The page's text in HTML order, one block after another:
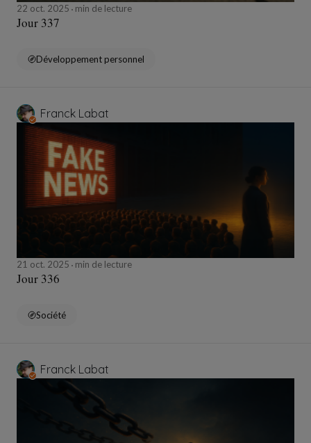
22 oct. 2025 min de lecture
Jour 337
Développement personnel
Franck Labat
21 oct. 2025 min de lecture
Jour 336
Société
Franck Labat